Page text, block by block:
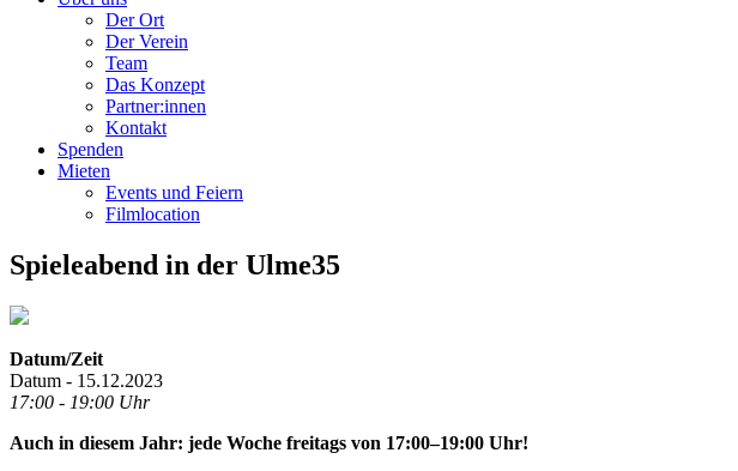
Der Ort
Der Verein
Team
Das Konzept
Partner:innen
Kontakt
Spenden
Mieten
Events und Feiern
Filmlocation
Spieleabend in der Ulme35
Datum/Zeit
Datum - 15.12.2023
17:00 - 19:00 Uhr
Auch in diesem Jahr: jede Woche freitags von 17:00–19:00 Uhr!